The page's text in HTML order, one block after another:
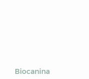
Biocanina